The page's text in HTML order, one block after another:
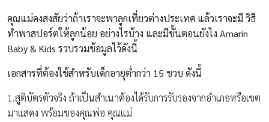
คุณแม่คงสงสัยว่าถ้าเราจะพาลูกเที่ยวต่างประเทศ แล้วเราจะมี วิธี
ทำพาสปอร์ตให้ลูกน้อย อย่างไรบ้าง และมีขั้นตอนยังไง Amarin
Baby & Kids รวบรวมข้อมูลไว้ดังนี้
เอกสารที่ต้องใช้สำหรับเด็กอายุต่ำกว่า 15 ขวบ ดังนี้
1.สูติบัตรตัวจริง ถ้าเป็นสำเนาต้องได้รับการรับรองจากอำเภอหรือเขต
มาแสดง พร้อมของคุณพ่อ คุณแม่